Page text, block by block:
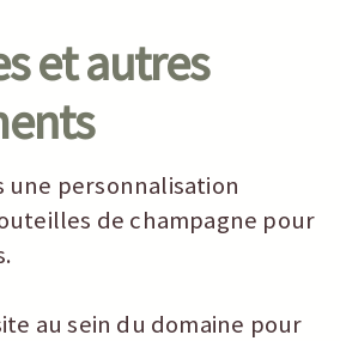
et autres
une personnalisation
de champagne pour
au sein du domaine pour